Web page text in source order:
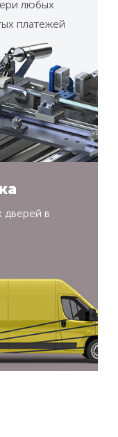
любых
платежей
дверей в